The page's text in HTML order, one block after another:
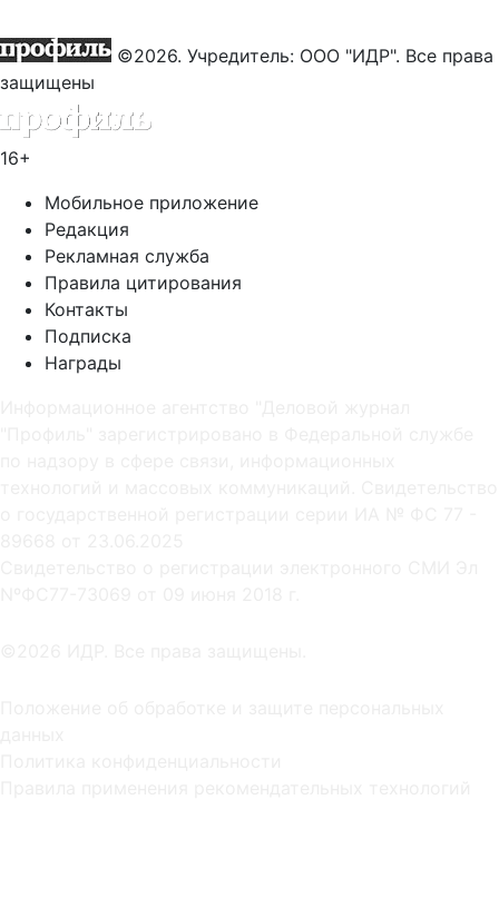
©2026. Учредитель: ООО "ИДР". Все права
защищены
16+
Мобильное приложение
Редакция
Рекламная служба
Правила цитирования
Контакты
Подписка
Награды